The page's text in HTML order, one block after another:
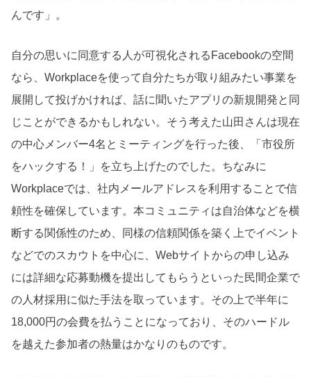
んです」。
自分の思いに同意する人が可視化されるFacebookの空間
なら、Workplaceを使って自分たちが取り組みたい事業を
展開して投げかければ、話に聞いたアプリの新規開発と同
じことができるかもしれない。そう考えた山田さんは現在
の中心メンバー4名とミーティングを行った後、「市役所
をハックする！」を立ち上げたのでした。ちなみに
Workplaceでは、社内メールアドレスを利用することで信
頼性を確保しています。本コミュニティは自治体などを横
断する関係性のため、同様の信頼関係を築く上でイベント
などでのスカウトを中心に、Webサイトからの申し込み
には詳細な応募動機を提出してもらうといった民間企業で
の人材採用に似た手法を取っています。その上で半年に
18,000円の会費を払うことになっており、そのハードル
を越えた参加者の熱量はかなりのものです。